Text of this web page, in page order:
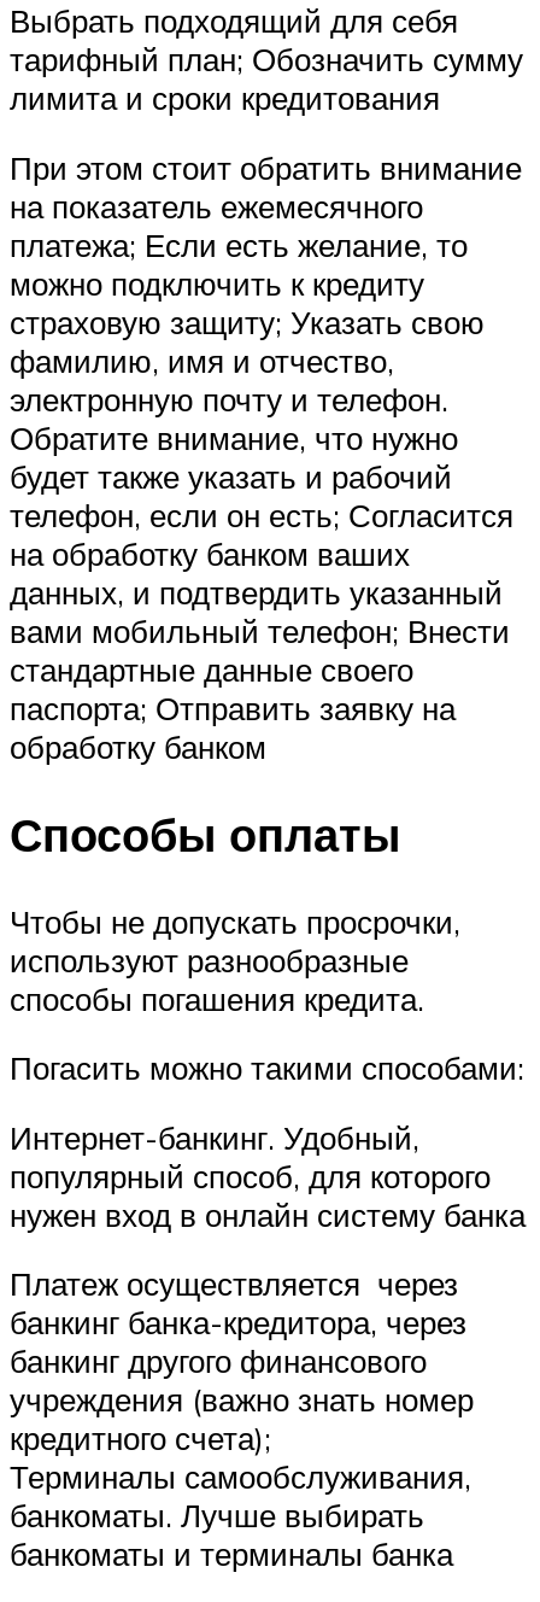
Выбрать подходящий для себя
тарифный план; Обозначить сумму
лимита и сроки кредитования
При этом стоит обратить внимание
на показатель ежемесячного
платежа; Если есть желание, то
можно подключить к кредиту
страховую защиту; Указать свою
фамилию, имя и отчество,
электронную почту и телефон.
Обратите внимание, что нужно
будет также указать и рабочий
телефон, если он есть; Согласится
на обработку банком ваших
данных, и подтвердить указанный
вами мобильный телефон; Внести
стандартные данные своего
паспорта; Отправить заявку на
обработку банком
Способы оплаты
Чтобы не допускать просрочки,
используют разнообразные
способы погашения кредита.
Погасить можно такими способами:
Интернет-банкинг. Удобный,
популярный способ, для которого
нужен вход в онлайн систему банка
Платеж осуществляется через
банкинг банка-кредитора, через
банкинг другого финансового
учреждения (важно знать номер
кредитного счета);
Терминалы самообслуживания,
банкоматы. Лучше выбирать
банкоматы и терминалы банка